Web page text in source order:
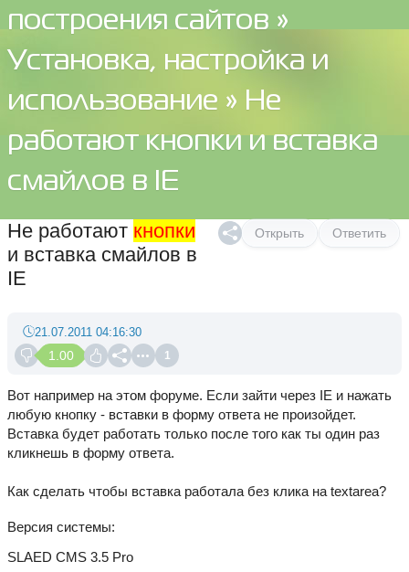
построения сайтов »
Установка, настройка и
использование » Не
работают кнопки и вставка
смайлов в IE
Открыть Ответить
Не работают кнопки
и вставка смайлов в
IE
1.00 1
21.07.2011 04:16:30
Вот например на этом форуме. Если зайти через IE и нажать
любую кнопку - вставки в форму ответа не произойдет.
Вставка будет работать только после того как ты один раз
кликнешь в форму ответа.
Как сделать чтобы вставка работала без клика на textarea?
Версия системы
SLAED CMS 3.5 Pro